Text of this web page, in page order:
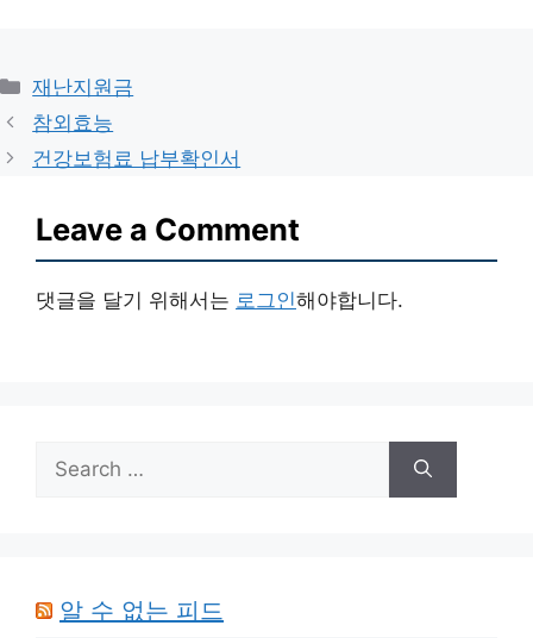
Categories
재난지원금
참외효능
건강보험료 납부확인서
Leave a Comment
댓글을 달기 위해서는 로그인해야합니다.
for:
알 수 없는 피드